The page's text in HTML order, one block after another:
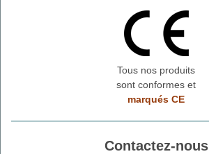
Tous nos produits
sont conformes et
marqués CE
Contactez-nous